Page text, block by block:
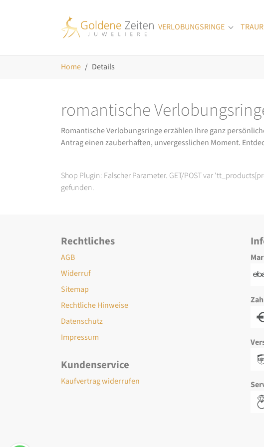
VERLOBUNGSRINGE
Home Details
romantische
Romantische Verlobungsringe erzählen Ihre ganz
Antrag einen zauberhaften, unvergesslichen Moment.
Shop Plugin: Falscher Parameter. GET/POST var
gefunden.
Rechtliches
AGB
Widerruf
Sitemap
Rechtliche Hinweise
Datenschutz
Impressum
Kundenservice
Kaufvertrag widerrufen